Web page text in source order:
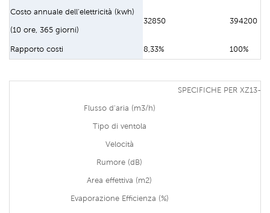
Costo annuale dell'elettricità (kwh)
(10 ore, 365 giorni)
32850 394200
Rapporto costi 8,33% 100%
SPECIFICHE PER XZ13-
Flusso d'aria (m3/h)
Tipo di ventola
Velocità
Rumore (dB)
Area effettiva (m2)
Evaporazione Efficienza (%)